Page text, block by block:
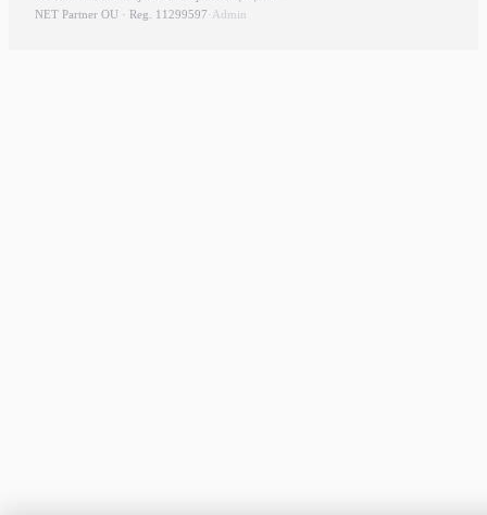
NET Partner OU · Reg. 11299597· Admin